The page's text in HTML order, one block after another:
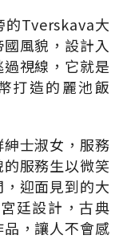
的Tverskava大
風貌，設計入
視線，它就是
打造的麗池飯
士淑女，服務
服務生以微笑
迎面見到的大
廷設計，古典
，讓人不會感